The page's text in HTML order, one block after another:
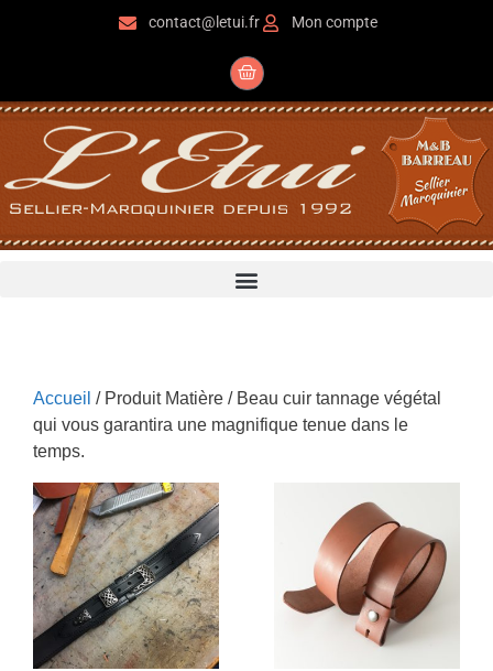
contact@letui.fr Mon compte
Accueil / Produit Matière / Beau cuir tannage végétal
qui vous garantira une magnifique tenue dans le
temps.